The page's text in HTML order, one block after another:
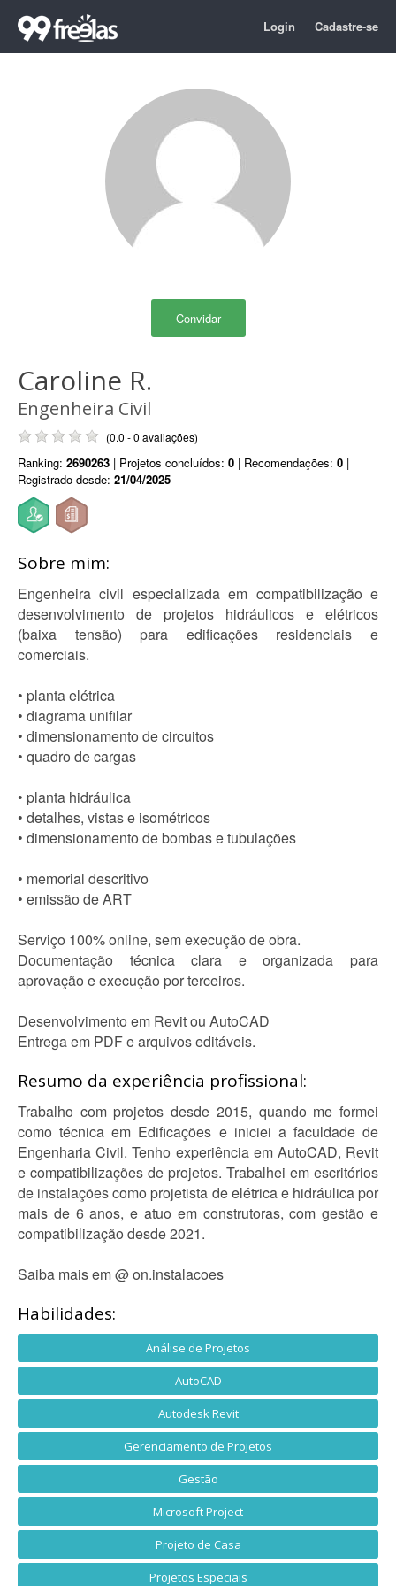
Login Cadastre-se
Convidar
Caroline R.
Engenheira Civil
(0.0 - 0 avaliações)
Ranking: 2690263 | Projetos concluídos: 0 | Recomendações: 0 |
Registrado desde: 21/04/2025
Sobre mim:
Engenheira civil especializada em compatibilização e
desenvolvimento de projetos hidráulicos e elétricos
(baixa tensão) para edificações residenciais e
comerciais.
• planta elétrica
• diagrama unifilar
• dimensionamento de circuitos
• quadro de cargas
• planta hidráulica
• detalhes, vistas e isométricos
• dimensionamento de bombas e tubulações
• memorial descritivo
• emissão de ART
Serviço 100% online, sem execução de obra.
Documentação técnica clara e organizada para
aprovação e execução por terceiros.
Desenvolvimento em Revit ou AutoCAD
Entrega em PDF e arquivos editáveis.
Resumo da experiência profissional:
Trabalho com projetos desde 2015, quando me formei
como técnica em Edificações e iniciei a faculdade de
Engenharia Civil. Tenho experiência em AutoCAD, Revit
e compatibilizações de projetos. Trabalhei em escritórios
de instalações como projetista de elétrica e hidráulica por
mais de 6 anos, e atuo em construtoras, com gestão e
compatibilização desde 2021.
Saiba mais em @ on.instalacoes
Habilidades:
Análise de Projetos
AutoCAD
Autodesk Revit
Gerenciamento de Projetos
Gestão
Microsoft Project
Projeto de Casa
Projetos Especiais